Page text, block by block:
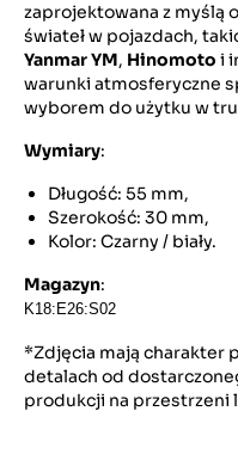
zaprojektowana z myślą
świateł w pojazdach,
Yanmar YM, Hinomoto i
warunki atmosferyczne
wyborem do użytku w
Wymiary:
Długość: 55 mm,
Szerokość: 30 mm,
Kolor: Czarny / biały.
Magazyn:
K18:E26:S02
*Zdjęcia mają charakter
detalach od
produkcji na przestrzeni